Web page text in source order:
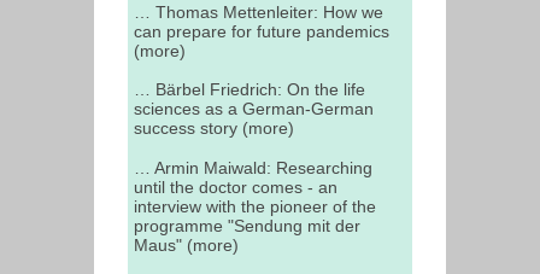
… Thomas Mettenleiter: How we
can prepare for future pandemics
(more)
… Bärbel Friedrich: On the life
sciences as a German-German
success story (more)
… Armin Maiwald: Researching
until the doctor comes - an
interview with the pioneer of the
programme "Sendung mit der
Maus" (more)